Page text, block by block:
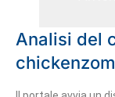
Analisi del